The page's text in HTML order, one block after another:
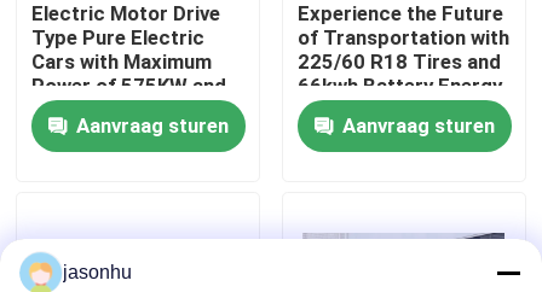
Vraag een offerte aan
gebruikte auto's
Grote Elektrische Auto's
Electric Motor Drive
Type Pure Electric
Cars with Maximum
Power of 575KW and
Kerb Weight of
1881kgAanvraag sturen
Experience the Future
of Transportation with
225/60 R18 Tires and
66kwh Battery Energy
Zero Emission Cars
Aanvraag sturen
jasonhu